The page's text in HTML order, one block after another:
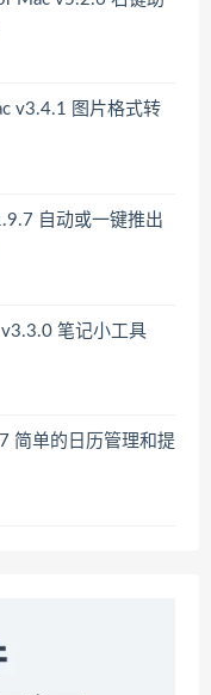
v3.4.1 图片格式转
自动或一键推出
笔记小工具
简单的日历管理和提